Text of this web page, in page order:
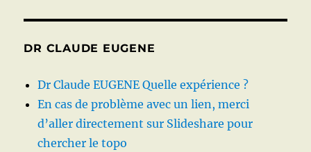
DR CLAUDE EUGENE
Dr Claude EUGENE Quelle expérience ?
En cas de problème avec un lien, merci
d’aller directement sur Slideshare pour
chercher le topo